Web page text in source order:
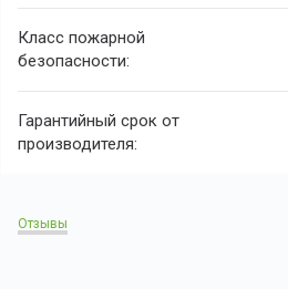
Класс пожарной
безопасности:
Гарантийный срок от
производителя:
Отзывы